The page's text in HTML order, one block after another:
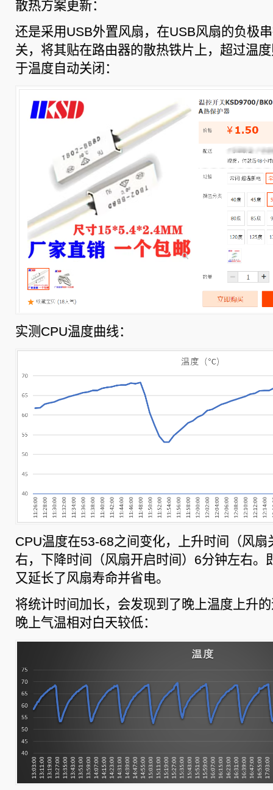
散热方案更新：
还是采用USB外置风扇，在USB风扇的负极
关，将其贴在路由器的散热铁片上，超过温
于温度自动关闭：
实测CPU温度曲线：
CPU温度在53-68之间变化，上升时间（风扇
右，下降时间（风扇开启时间）6分钟左右。
又延长了风扇寿命并省电。
将统计时间加长，会发现到了晚上温度上升
晚上气温相对白天较低：